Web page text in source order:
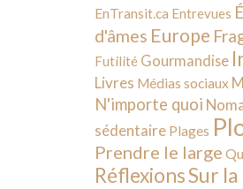
EnTransit.ca Entrevues
d'âmes Europe
Futilité Gourmandise
Livres Médias sociaux
N'importe quoi
sédentaire Plages
Prendre le large
RéflexionsSur